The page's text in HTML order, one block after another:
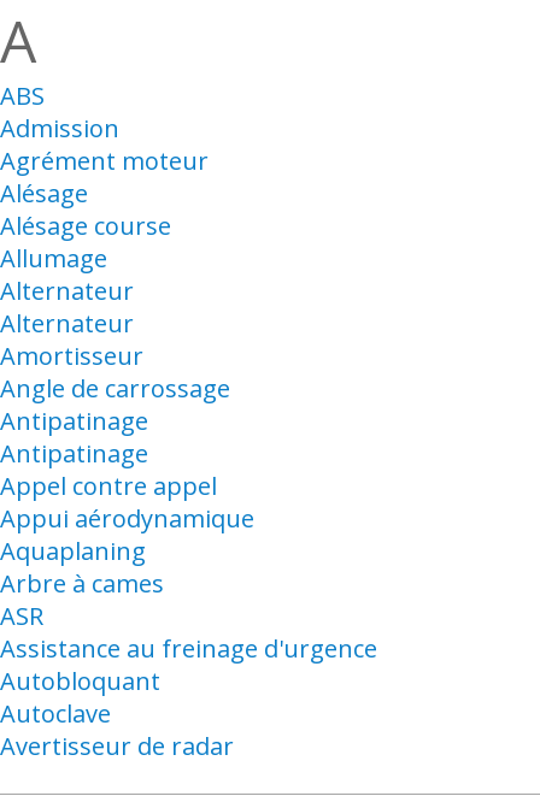
A
ABS
Admission
Agrément moteur
Alésage
Alésage course
Allumage
Alternateur
Alternateur
Amortisseur
Angle de carrossage
Antipatinage
Antipatinage
Appel contre appel
Appui aérodynamique
Aquaplaning
Arbre à cames
ASR
Assistance au freinage d'urgence
Autobloquant
Autoclave
Avertisseur de radar